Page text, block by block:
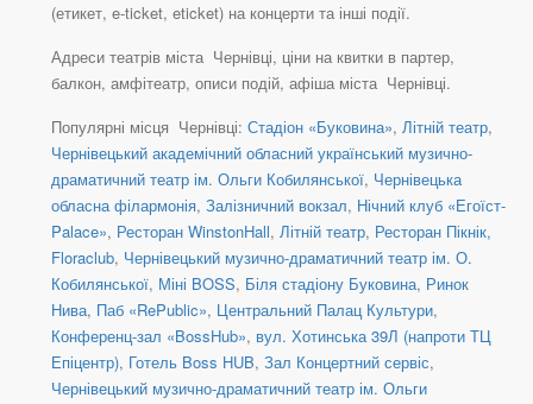
(етикет, e-ticket, eticket) на концерти та інші події.
Адреси театрів міста Чернівці, ціни на квитки в партер,
балкон, амфітеатр, описи подій, афіша міста Чернівці.
Популярні місця Чернівці: Стадіон «Буковина», Літній театр,
Чернівецький академічний обласний український музично-
драматичний театр ім. Ольги Кобилянської, Чернівецька
обласна філармонія, Залізничний вокзал, Нічний клуб «Егоїст-
Palace», Ресторан WinstonHall, Літній театр, Ресторан Пікнік,
Floraclub, Чернівецький музично-драматичний театр ім. О.
Кобилянської, Міні BOSS, Біля стадіону Буковина, Ринок
Нива, Паб «RePublic», Центральний Палац Культури,
Конференц-зал «BossHub», вул. Хотинська 39Л (напроти ТЦ
Епіцентр), Готель Boss HUB, Зал Концертний сервіс,
Чернівецький музично-драматичний театр ім. Ольги